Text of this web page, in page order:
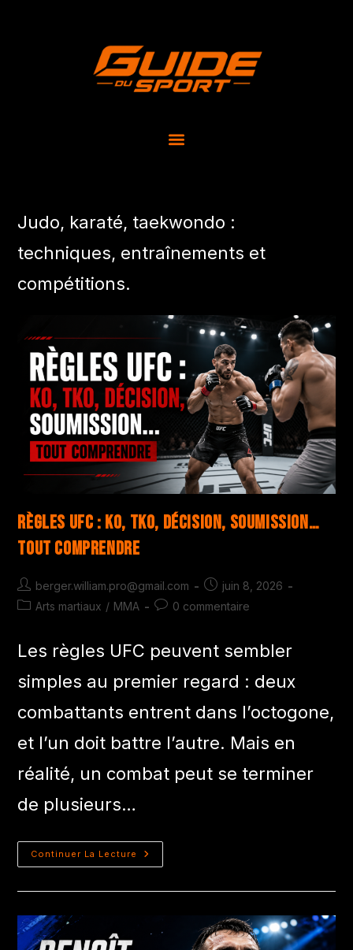
Judo, karaté, taekwondo :
techniques, entraînements et
compétitions.
Règles UFC : KO, TKO, décision, soumission…
tout comprendre
berger.william.pro@gmail.com
juin 8, 2026
Arts martiaux / MMA 0 commentaire
Les règles UFC peuvent sembler
simples au premier regard : deux
combattants entrent dans l’octogone,
et l’un doit battre l’autre. Mais en
réalité, un combat peut se terminer
de plusieurs…
Continuer La Lecture